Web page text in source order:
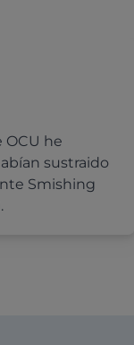
OCU he
sustraido
Smishing